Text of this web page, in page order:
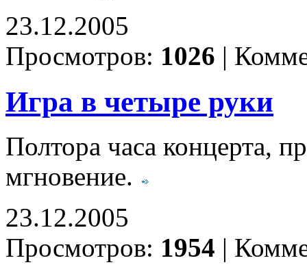
23.12.2005
Просмотров: 1026 |
Игра в четыре руки
Полтора часа концерта,
мгновение.
23.12.2005
Просмотров: 1954 |